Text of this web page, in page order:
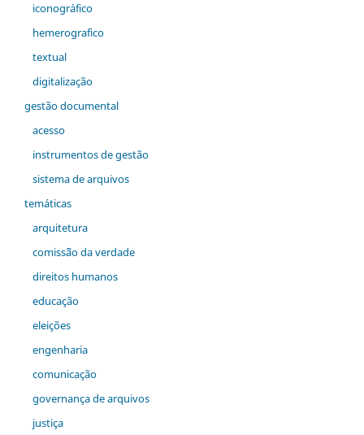
iconográfico
hemerografico
textual
digitalização
gestão documental
acesso
instrumentos de gestão
sistema de arquivos
temáticas
arquitetura
comiss˜ão da verdade
direitos humanos
educação
eleições
engenharia
comunicação
governança de arquivos
justiça